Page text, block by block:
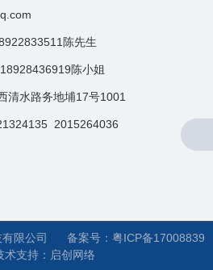
陈先生
陈小姐
清水路务地埔17号1001
2015264036
有限公司 备案号： 粤ICP备17008839
支持： 启创网络